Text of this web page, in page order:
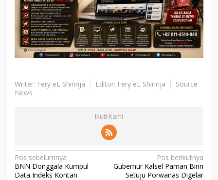
Writer: Fery eL Shirinja Editor: Fery eL Shirinja
Source
News
Ikuti Kami
N
a
Pos sebelumnya
BNN Donggala Kumpul
Data Indeks Kontan
Pos berikutnya
Gubernur Kalsel Paman Birin
Setuju Porwanas Digelar